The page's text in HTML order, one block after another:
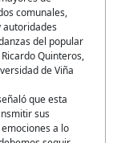
comunales,
autoridades
del popular
Quinteros,
de Viña
que esta
sus
a lo